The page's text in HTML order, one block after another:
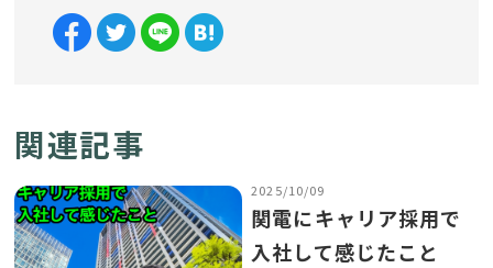
関連記事
2025/10/09
関電にキャリア採用で
入社して感じたこと